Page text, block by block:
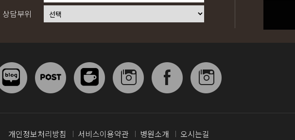
상담부위
개인정보처리방침 서비스이용약관 병원소개 오시는길